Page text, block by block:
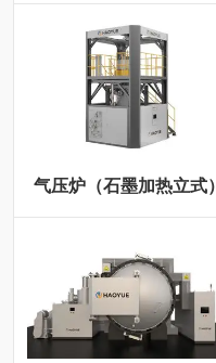
气压炉（石墨加热立式）